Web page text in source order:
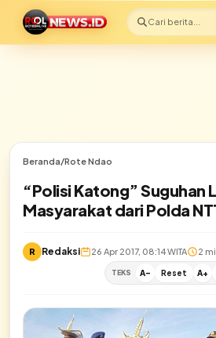
Cari berita...
Beranda/Rote Ndao
“Polisi Katong” Suguhan
Masyarakat dari Polda
R Redaksi 26 Apr 2017, 08:14 WITA 2
TEKS A- Reset A+